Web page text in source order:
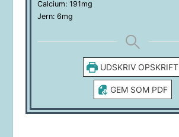
Calcium: 191mg
Jern: 6mg
UDSKRIV OPSKRIFT
GEM SOM PDF